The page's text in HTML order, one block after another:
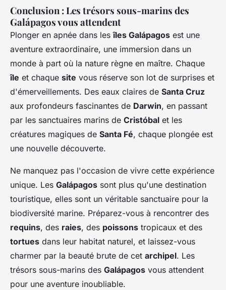
Conclusion : Les trésors sous-marins des
Galápagos vous attendent
Plonger en apnée dans lesîles Galápagos est une
aventure extraordinaire, une immersion dans un
monde à part où la nature règne en maître. Chaque
île et chaque site vous réserve son lot de surprises et
d'émerveillements. Des eaux claires de Santa Cruz
aux profondeurs fascinantes de Darwin, en passant
par les sanctuaires marins de Cristóbal et les
créatures magiques de Santa Fé, chaque plongée est
une nouvelle découverte.
Ne manquez pas l'occasion de vivre cette expérience
unique. Les Galápagos sont plus qu'une destination
touristique, elles sont un véritable sanctuaire pour la
biodiversité marine. Préparez-vous à rencontrer des
requins, des raies, des poissons tropicaux et des
tortues dans leur habitat naturel, et laissez-vous
charmer par la beauté brute de cet archipel. Les
trésors sous-marins des Galápagos vous attendent
pour une aventure inoubliable.